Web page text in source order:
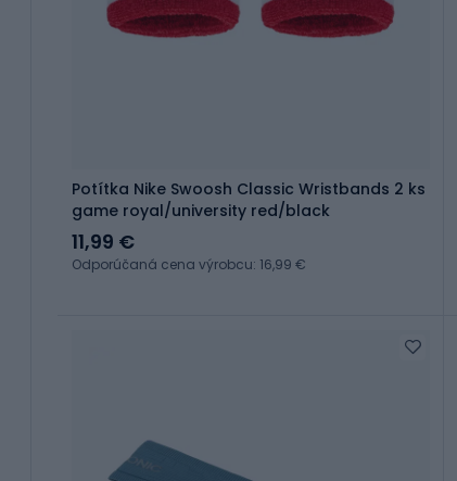
Potítka Nike Swoosh Classic Wristbands 2 ks
game royal/university red/black
11,99 €
Odporúčaná cena výrobcu: 16,99 €